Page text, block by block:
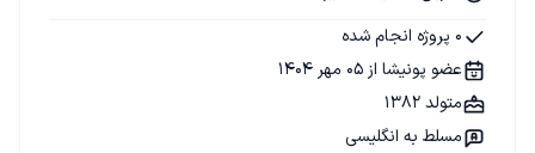
0 پروژه انجام شده
عضو پونیشا از 05 مهر 1404
متولد 1382
مسلط به انگلیسی